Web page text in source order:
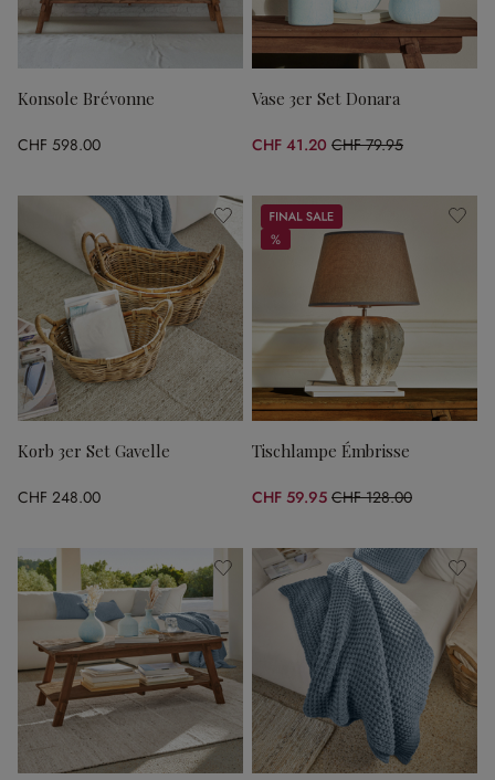
Konsole Brévonne
CHF 598.00
Vase 3er Set Donara
CHF 41.20 CHF 79.95
(48.47% gespart)
Korb 3er Set Gavelle
CHF 248.00
Sale
%
%
Tischlampe Émbrisse
CHF 59.95 CHF 128.00
(53.16% gespart)